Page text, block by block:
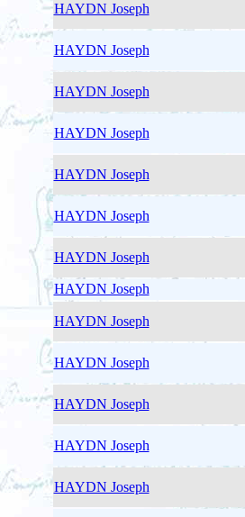
HAYDN Joseph
HAYDN Joseph
HAYDN Joseph
HAYDN Joseph
HAYDN Joseph
HAYDN Joseph
HAYDN Joseph
HAYDN Joseph
HAYDN Joseph
HAYDN Joseph
HAYDN Joseph
HAYDN Joseph
HAYDN Joseph